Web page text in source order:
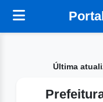
Última